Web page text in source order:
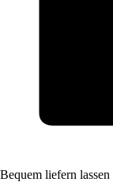
Bequem liefern lassen